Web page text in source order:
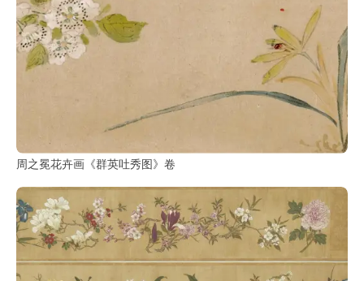
周之冕花卉画《群英吐秀图》卷